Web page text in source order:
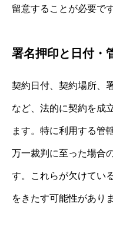
留意することが必要です
署名押印と日付・
契約日付、契約場所、
など、法的に契約を成
ます。特に利用する管
万一裁判に至った場合
す。これらが欠けてい
をきたす可能性があり